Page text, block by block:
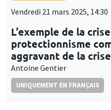
Vendredi 21 mars 2025, 14:30
L’exemple de la
protectionnisme
aggravant de la
Antoine Gentier
UNIQUEMENT EN FRANÇAIS